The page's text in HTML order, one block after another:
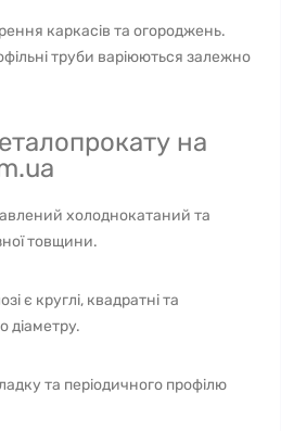
каркасів та огороджень.
труби варіюються залежно
на
холоднокатаний та
товщини.
є круглі, квадратні та
діаметру.
та періодичного профілю